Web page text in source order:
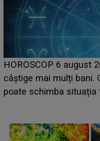
HOROSCOP 6 august
câștige mai mulți bani.
poate schimba situația